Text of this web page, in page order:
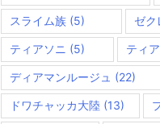
スライム族 (5) ゼク
ティアソニ (5) ティ
ディアマンルージュ (22)
ドワチャッカ大陸 (13)